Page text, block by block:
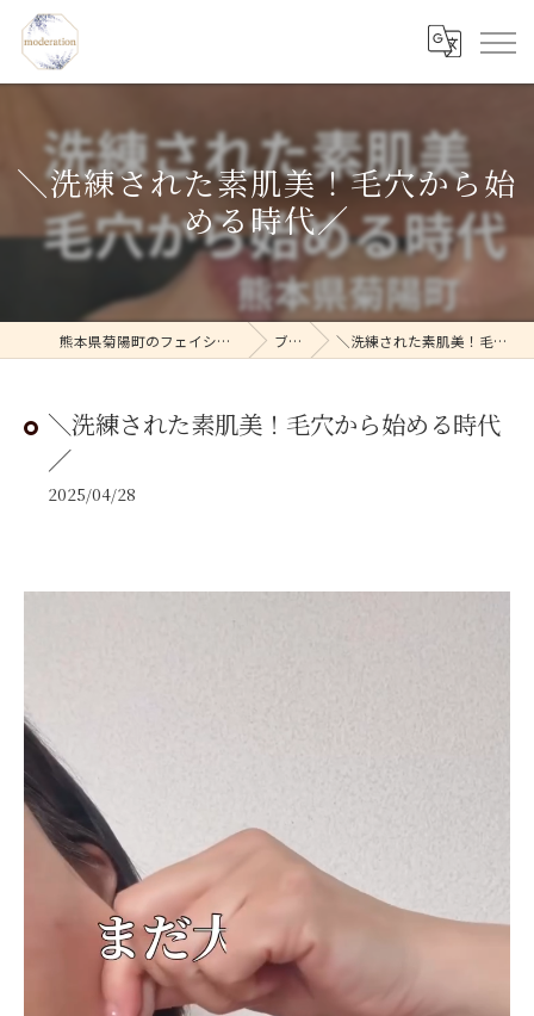
＼洗練された素肌美！毛穴から始
める時代／
熊本県菊陽町のフェイシャルならmoderation ブログ ＼洗練された素肌美！毛穴から始める時代／
＼洗練された素肌美！毛穴から始める時代
／
2025/04/28